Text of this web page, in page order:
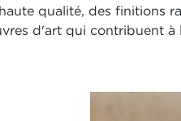
qualité, des finitions
d'art qui contribuent à